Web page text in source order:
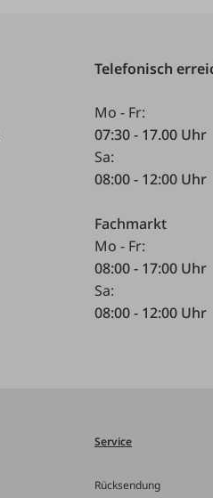
Telefonisch
Mo - Fr:
07:30 - 17.00 Uhr
Sa:
08:00 - 12:00 Uhr
Fachmarkt
Mo - Fr:
08:00 - 17:00 Uhr
Sa:
08:00 - 12:00 Uhr
Service
Rücksendung